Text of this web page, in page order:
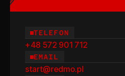
TELEFON
+48 572 901 712
EMAIL
start@redmo.pl